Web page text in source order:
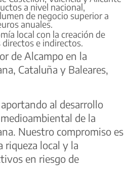
a nivel nacional,
de negocio superior a
anuales.
local con la creación de
directos e indirectos.
de Alcampo en la
Cataluña y Baleares,
al desarrollo
de la
Nuestro compromiso es
riqueza local y la
en riesgo de